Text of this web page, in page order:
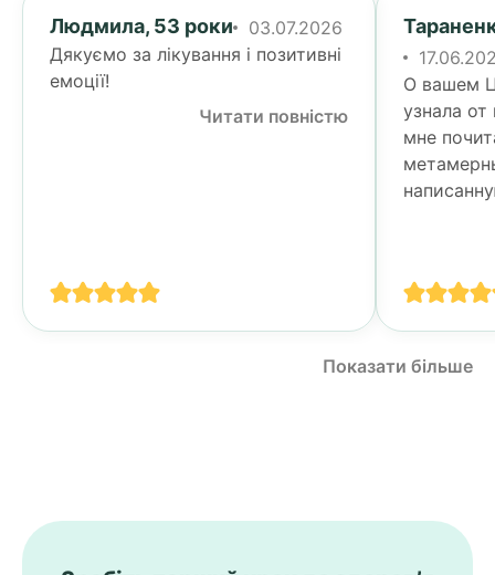
Людмила, 53 роки
03.07.2026
Дякуємо за лікування і позитивні
емоції!
Читати повністю
О вашем
узнала от
мне
Показати більше